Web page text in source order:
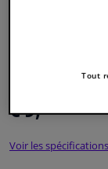
Atelier & outils
7316573709541
€ 9,
Voir les
Tout